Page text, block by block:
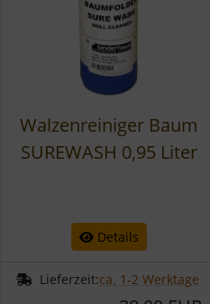
Walzenreiniger Baum
SUREWASH 0,95 Liter
Details
Lieferzeit:ca. 1-2 Werktage